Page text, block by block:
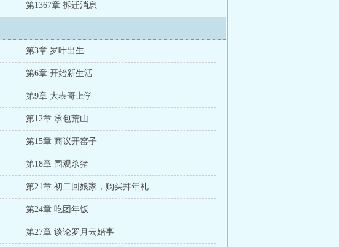
第1367章 拆迁消息
第3章 罗叶出生
第6章 开始新生活
第9章 大表哥上学
第12章 承包荒山
第15章 商议开窑子
第18章 围观杀猪
第21章 初二回娘家，购买拜年礼
第24章 吃团年饭
第27章 谈论罗月云婚事